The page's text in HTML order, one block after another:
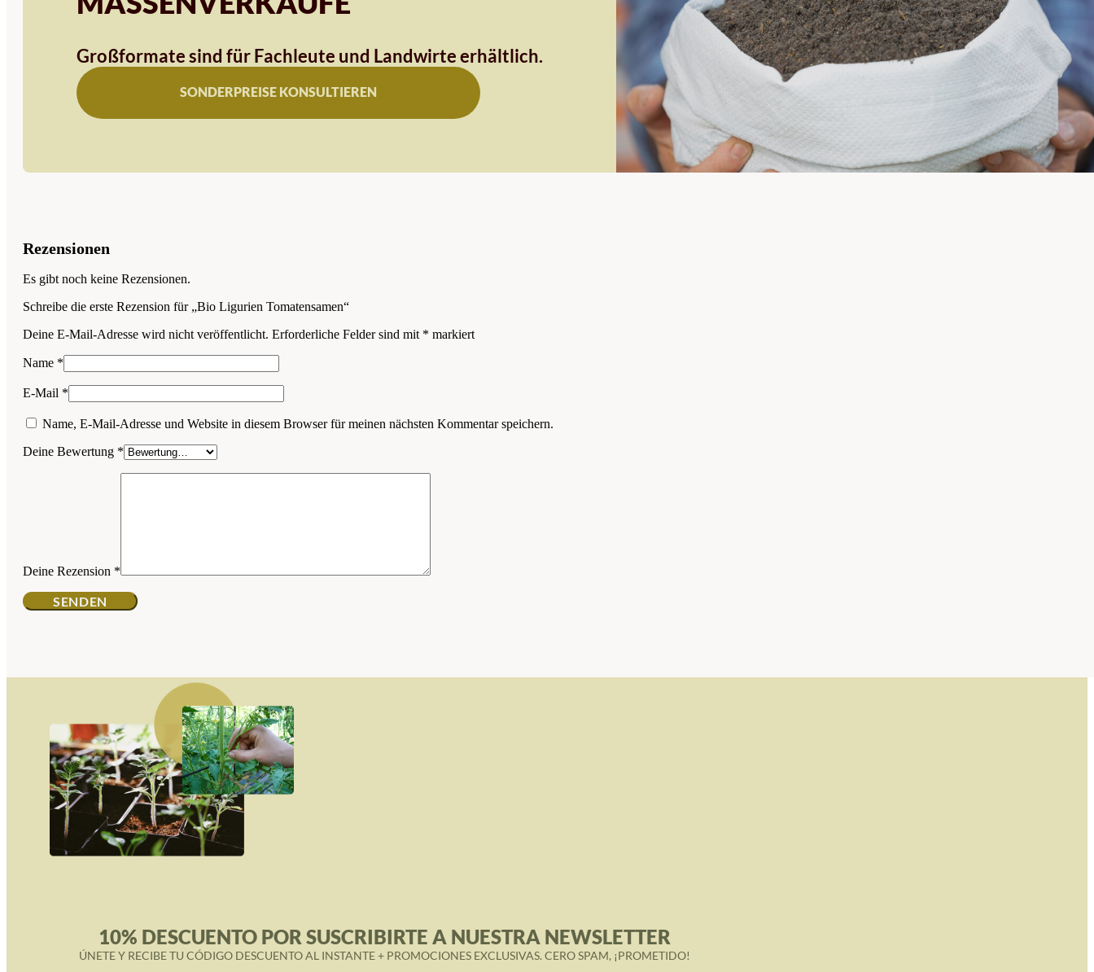
Großformate sind für Fachleute und Landwirte erhältlich.
SONDERPREISE KONSULTIEREN
Rezensionen
Es gibt noch keine Rezensionen.
Schreibe die erste Rezension für „Bio Ligurien Tomatensamen“
Deine E-Mail-Adresse wird nicht veröffentlicht. Erforderliche Felder sind mit * markiert
Name *
E-Mail *
Name, E-Mail-Adresse und Website in diesem Browser für meinen nächsten Kommentar speichern.
Deine Bewertung *
Deine Rezension *
10% DESCUENTO POR SUSCRIBIRTE A NUESTRA NEWSLETTER
ÚNETE Y RECIBE TU CÓDIGO DESCUENTO AL INSTANTE + PROMOCIONES EXCLUSIVAS. CERO SPAM, ¡PROMETIDO!